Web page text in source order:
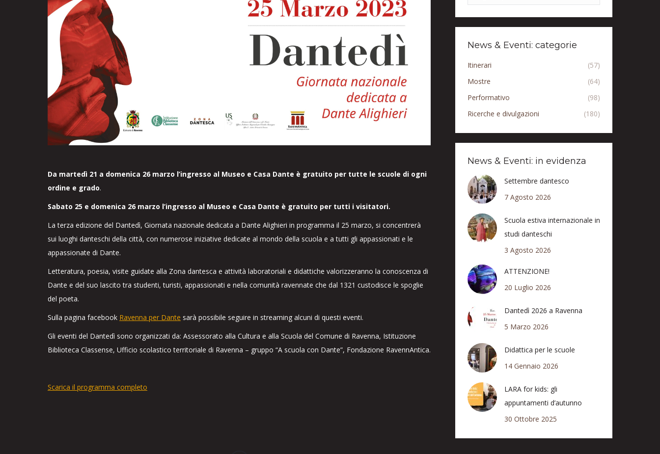
Da martedì 21 a domenica 26 marzo l’ingresso al Museo e Casa Dante è gratuito per tutte le scuole di ogni
ordine e grado.
Sabato 25 e domenica 26 marzo l’ingresso al Museo e Casa Dante è gratuito per tutti i visitatori.
La terza edizione del Dantedì, Giornata nazionale dedicata a Dante Alighieri in programma il 25 marzo, si concentrerà
sui luoghi danteschi della città, con numerose iniziative dedicate al mondo della scuola e a tutti gli appassionati e le
appassionate di Dante.
Letteratura, poesia, visite guidate alla Zona dantesca e attività laboratoriali e didattiche valorizzeranno la conoscenza di
Dante e del suo lascito tra studenti, turisti, appassionati e nella comunità ravennate che dal 1321 custodisce le spoglie
del poeta.
Sulla pagina facebook Ravenna per Dante sarà possibile seguire in streaming alcuni di questi eventi.
Gli eventi del Dantedì sono organizzati da: Assessorato alla Cultura e alla Scuola del Comune di Ravenna, Istituzione
Biblioteca Classense, Ufficio scolastico territoriale di Ravenna – gruppo “A scuola con Dante”, Fondazione RavennAntica.
Scarica il programma completo
News & Eventi: categorie
Itinerari
(57)
Mostre
(64)
Performativo
(98)
Ricerche e divulgazioni
(180)
News & Eventi: in evidenza
Settembre dantesco
7 Agosto 2026
Scuola estiva internazionale in
studi danteschi
3 Agosto 2026
ATTENZIONE!
20 Luglio 2026
Dantedì 2026 a Ravenna
5 Marzo 2026
Didattica per le scuole
14 Gennaio 2026
LARA for kids: gli
appuntamenti d’autunno
30 Ottobre 2025